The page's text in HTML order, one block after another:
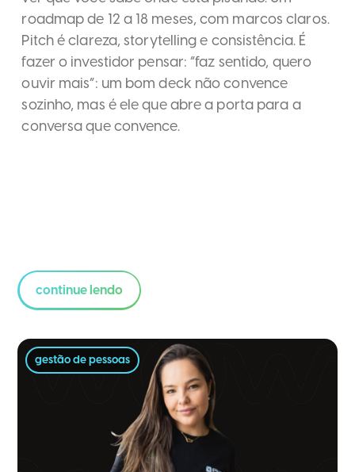
roadmap de 12 a 18 meses, com marcos claros.
Pitch é clareza, storytelling e consistência. É
fazer o investidor pensar: “faz sentido, quero
ouvir mais”: um bom deck não convence
sozinho, mas é ele que abre a porta para a
conversa que convence.
continue lendo
gestão de pessoas